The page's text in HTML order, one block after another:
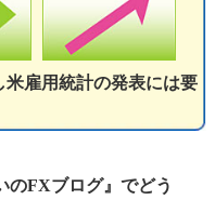
雇用統計の発表には要
FXブログ』でどう